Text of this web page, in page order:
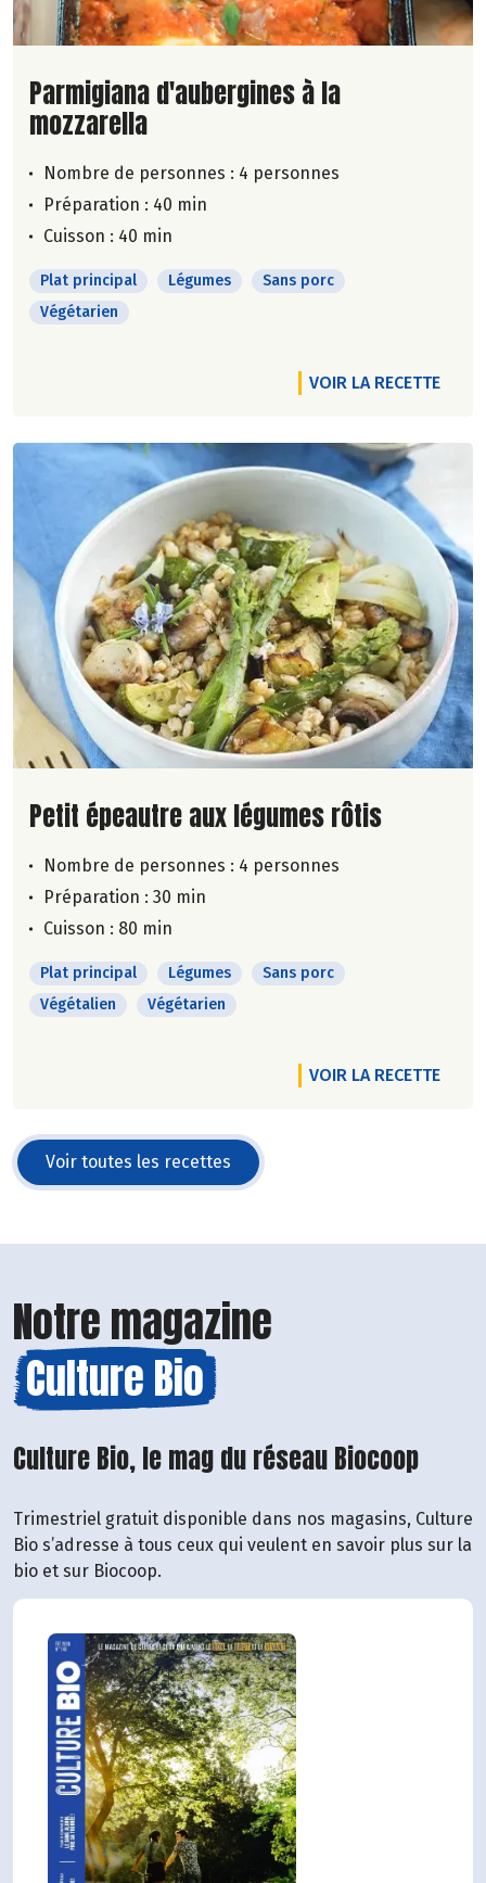
Lire la suite de la recette
Parmigiana d'aubergines à la
mozzarella
Nombre de personnes : 4 personnes
Préparation : 40 min
Cuisson : 40 min
Plat principal Légumes
Sans porc
Végétarien
VOIR LA RECETTE
Lire la suite de la recette
Petit épeautre aux légumes rôtis
Nombre de personnes : 4 personnes
Préparation : 30 min
Cuisson : 80 min
Plat principal Légumes
Sans porc
Végétalien
Végétarien
VOIR LA RECETTE
Voir toutes les recettes
Notre magazine
Culture Bio
Culture Bio, le mag du réseau Biocoop
Trimestriel gratuit disponible dans nos magasins, Culture
Bio s’adresse à tous ceux qui veulent en savoir plus sur la
bio et sur Biocoop.